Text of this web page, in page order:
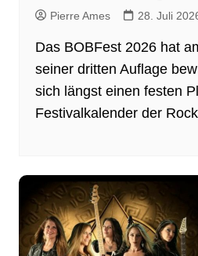
Pierre Ames 28. Juli
Das BOBFest 2026 hat
seiner dritten Auflage
sich längst einen festen
Festivalkalender der